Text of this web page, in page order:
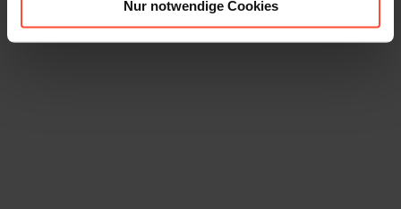
Nur notwendige Cookies